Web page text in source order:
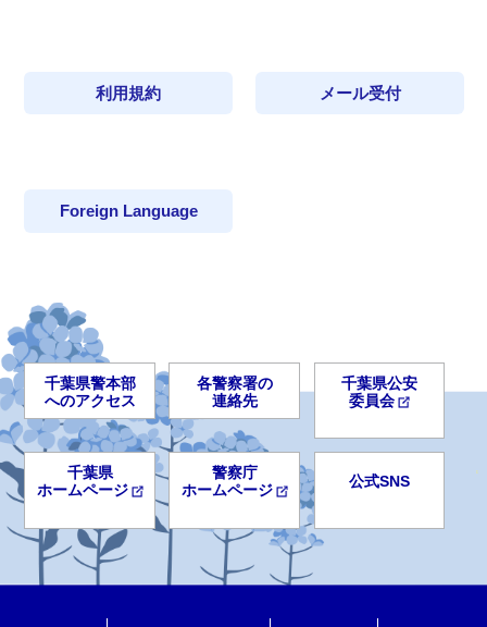
利用規約 メール受付
Foreign Language
千葉県警本部
へのアクセス
各警察署の
連絡先
千葉県公安
委員会
千葉県
ホームページ
警察庁
ホームページ
公式SNS